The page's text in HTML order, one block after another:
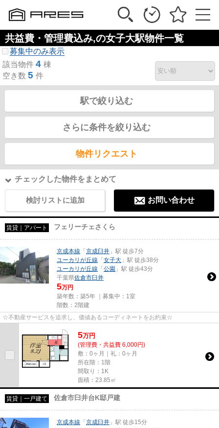
共益費・管理費込み,の女子大駅物件一覧
募集中のみ表示
該当物件 4 棟
空き数 5 件
駅で絞り込む
さらに条件を絞り込む
物件リクエスト
チェックした物件をまとめて
検討リストに追加 お問い合わせ
賃貸｜アパート フェリーチェさくら
京成本線 「京成臼井 」駅 徒歩7分
ユーカリが丘線 「女子大 」駅 徒歩38分
ユーカリが丘線 「公園 」駅 徒歩43分
千葉県佐倉市臼井
5万円
築年数：築5年 ｜募集中： 1室
階数：2階建
☆不動産サービスを追求し、価値あるコーディネートをお約束☆
5万円
(管理費・共益費 6,000円)
敷：0ヶ月｜礼：0ヶ月
所在階：1階
間取り：1K
面積：23.85㎡
賃貸｜一戸建て 佐倉市臼井台K邸戸建
京成本線 「京成臼井 」駅 徒歩15分